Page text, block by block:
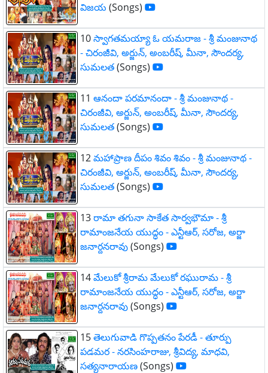
విజయ (Songs)
10స్వాగతమయ్యా ఓ యమరాజ - శ్రీ మంజునాథ
- చిరంజీవి, అర్జున్, అంబరీష్, మీనా, సౌందర్య,
సుమలత(Songs)
11 ఆనందా పరమానందా - శ్రీ మంజునాథ -
చిరంజీవి, అర్జున్, అంబరీష్, మీనా, సౌందర్య,
సుమలత(Songs)
12మహాప్రాణ దీపం శివం శివం - శ్రీ మంజునాథ -
చిరంజీవి, అర్జున్, అంబరీష్, మీనా, సౌందర్య,
సుమలత(Songs)
13రామా తగునా సాకేత సార్వభౌమా - శ్రీ
రామాంజనేయ యుద్ధం - ఎన్టీఆర్, సరోజ, అర్జా
జనార్దనరావు(Songs)
14మేలుకో శ్రీరామ మేలుకో రఘురామ - శ్రీ
రామాంజనేయ యుద్ధం - ఎన్టీఆర్, సరోజ, అర్జా
జనార్దనరావు(Songs)
15తెలుగువాడి గొప్పతనం పేరడీ - తూర్పు
పడమర - నరసింహరాజు, శ్రీవిద్య, మాధవి,
సత్యనారాయణ(Songs)